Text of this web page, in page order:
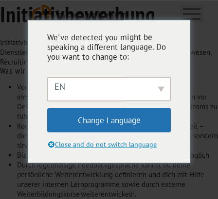
Initiativbewerbung
Initiativbewerbung, Voll- oder Teilzeit, Gilching, Interne
Dienstleitungen, Festanstellung, Erfahrung, 2-5 Jahre, Personalwesen,
Recruiting/Beschaffung
Was wir bieten
Von Beginn an sind wir per du und möchten es dir durch
ein umfassendes Onboarding erleichtern, dich auch schon vor
Deinem ersten Arbeitstag als fester Bestandteil des UX Teams zu
fühlen.
Kooperation, Nachhaltigkeit, Exzellenz und Menschlichkeit –
diese Werte stehen bei uns nicht auf glänzendem Papier, sondern
sind unsere gelebten Überzeugungen.
Bis zu 80% Homeoffice pro Woche sind auf jeden Fall möglich.
Durch regelmäßige Feedbackgespräche kannst du deine
persönliche Weiterentwicklung definieren und dich mit Hilfe
unserer internen Lernprogramme sowie durch externe
Weiterbildungskurse weiterentwickeln.
We've detected you might be
speaking a different language. Do
you want to change to:
EN
Change Language
Close and do not switch language